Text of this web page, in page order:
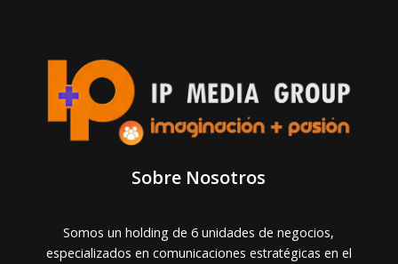
Sobre Nosotros
Somos un holding de 6 unidades de negocios,
especializados en comunicaciones estratégicas en el